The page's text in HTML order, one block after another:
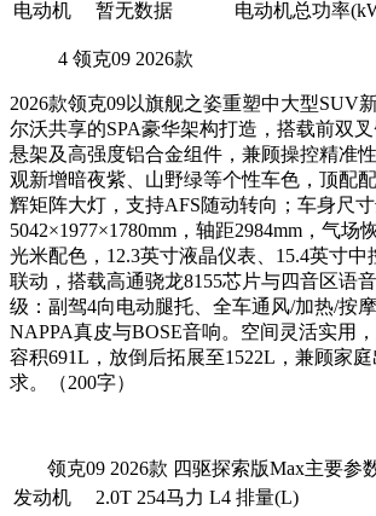
电动机
暂无数据 电动机总功率
4 领克09 2026款
2026款领克09以旗舰之姿重塑中大型SUV
尔沃共享的SPA豪华架构打造，搭载前双
悬架及高强度铝合金组件，兼顾操控精准
观新增暗夜紫、山野绿等个性车色，顶配
辉矩阵大灯，支持AFS随动转向；车身尺
5042×1977×1780mm，轴距2984mm，气场
光米配色，12.3英寸液晶仪表、15.4英寸
联动，搭载高通骁龙8155芯片与四音区语
级：副驾4向电动腿托、全车通风/加热/按
NAPPA真皮与BOSE音响。空间灵活实用
容积691L，放倒后拓展至1522L，兼顾家
求。（200字）
领克09 2026款 四驱探索版Max主要参
发动机
2.0T 254马力 L4 排量(L)